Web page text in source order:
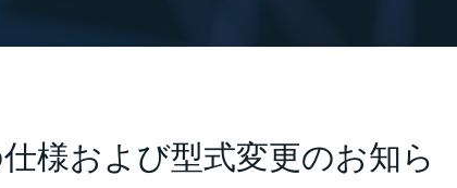
様および型式変更のお知ら